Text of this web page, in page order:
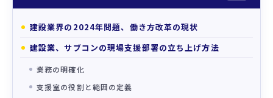
建設業界の2024年問題、働き方改革の現状
建設業、サブコンの現場支援部署の立ち上げ方法
業務の明確化
支援室の役割と範囲の定義